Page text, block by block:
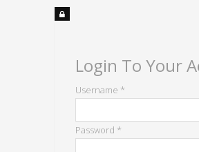
Login To Your
Username *
Password *